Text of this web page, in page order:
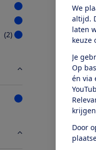
We
altijd.
laten
keuze
Je
Op
én via
Door
(2)